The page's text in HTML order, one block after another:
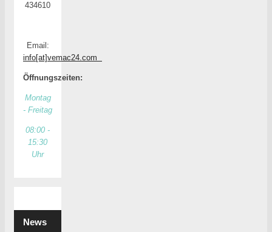
434610
Email:
info[at]vemac24.com
Öffnungszeiten:
Montag
- Freitag
08:00 -
15:30
Uhr
News